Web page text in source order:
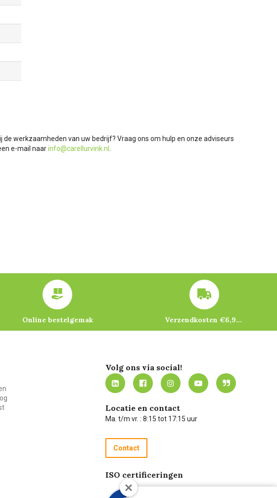
werkzaamheden van uw bedrijf? Vraag ons om hulp en onze adviseurs
e-mail naarinfo@carellurvink.nl
Online bestelgemak Verzendkosten €6,95 – gratis bij je eerste bestelling vanaf €200
Volg ons via social!
Locatie en contact
Ma. t/m vr. : 8:15 tot 17:15 uur
Contact
ISO certificeringen